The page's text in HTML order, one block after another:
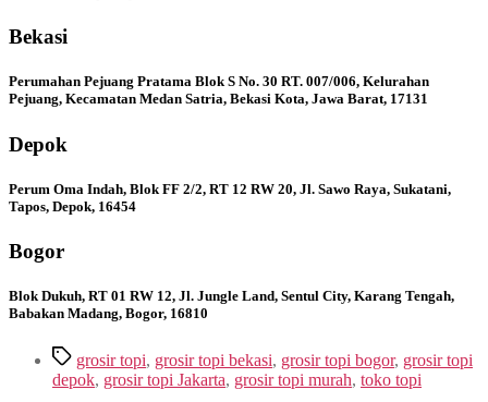
Bekasi
Perumahan Pejuang Pratama Blok S No. 30 RT. 007/006, Kelurahan
Pejuang, Kecamatan Medan Satria, Bekasi Kota, Jawa Barat, 17131
Depok
Perum Oma Indah, Blok FF 2/2, RT 12 RW 20, Jl. Sawo Raya, Sukatani,
Tapos, Depok, 16454
Bogor
Blok Dukuh, RT 01 RW 12, Jl. Jungle Land, Sentul City, Karang Tengah,
Babakan Madang, Bogor, 16810
Tagsgrosir topi, grosir topi bekasi, grosir topi bogor, grosir topi
depok, grosir topi Jakarta, grosir topi murah, toko topi